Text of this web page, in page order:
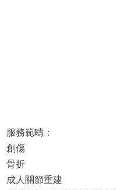
服務範疇：
創傷
骨折
成人關節重建